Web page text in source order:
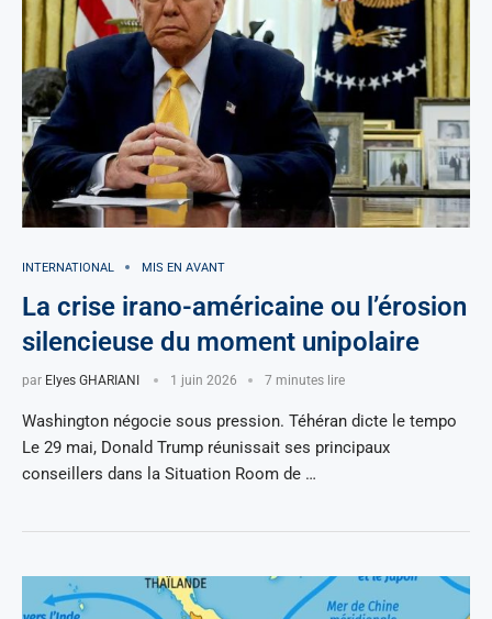
INTERNATIONAL MIS EN AVANT
La crise irano-américaine ou l’érosion
silencieuse du moment unipolaire
par Elyes GHARIANI 1 juin 2026 7 minutes lire
Washington négocie sous pression. Téhéran dicte le tempo
Le 29 mai, Donald Trump réunissait ses principaux
conseillers dans la Situation Room de …